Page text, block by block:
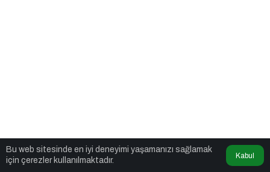
Bu web sitesinde en iyi deneyimi yaşamanızı sağlamak
için çerezler kullanılmaktadır.
Kabul